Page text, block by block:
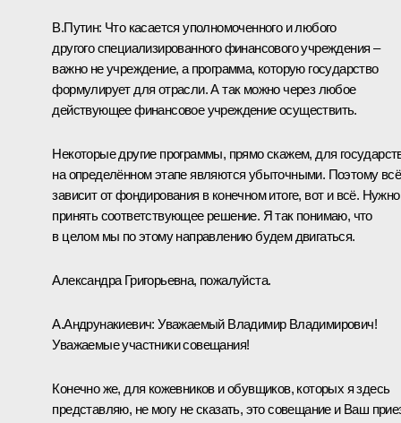
В.Путин: Что касается уполномоченного и любого
другого специализированного финансового учреждения –
важно не учреждение, а программа, которую государство
формулирует для отрасли. А так можно через любое
действующее финансовое учреждение осуществить.
Некоторые другие программы, прямо скажем, для
на определённом этапе являются убыточными. Поэтому всё
зависит от фондирования в конечном итоге, вот и всё. Нужно
принять соответствующее решение. Я так понимаю, что
в целом мы по этому направлению будем двигаться.
Александра Григорьевна, пожалуйста.
А.Андрунакиевич: Уважаемый Владимир Владимирович!
Уважаемые участники совещания!
Конечно же, для кожевников и обувщиков, которых я здесь
представляю, не могу не сказать, это совещание и Ваш